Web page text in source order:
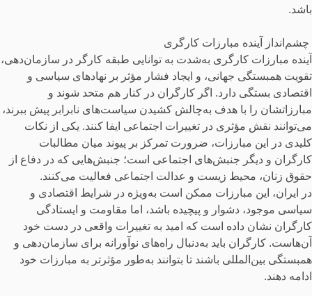
باشد.
چشم‌انداز آینده مبارزات کارگری
آینده مبارزات کارگری به‌شدت به توانایی طبقه کارگر در سازمان‌دهی،
تقویت همبستگی جهانی، و ایجاد فشار مؤثر بر نهادهای سیاسی و
اقتصادی بستگی دارد. اگر کارگران در کنار هم متحد شوند و
مبارزاتشان را با هدف به‌چالش کشیدن سیاست‌های نابرابر پیش ببرند،
می‌توانند نقش مؤثری در تغییرات اجتماعی ایفا کنند. یکی از نکات
کلیدی در این مبارزات، ضرورت تمرکز بر پیوند میان مطالبات
کارگران و دیگر جنبش‌های اجتماعی است؛ جنبش‌هایی که در دفاع از
حقوق زنان، محیط زیست و عدالت اجتماعی فعالیت می‌کنند.
در ایران، این مبارزات ممکن است به‌ویژه در شرایط اقتصادی و
سیاسی موجود، دشوار و پیچیده باشد، اما مقاومت و ایستادگی
کارگران نشان داده است که امید به تغییرات واقعی در دست خود
آن‌هاست. کارگران باید به‌دنبال راه‌های نوآورانه برای سازمان‌دهی و
همبستگی بین‌المللی باشند تا بتوانند به‌طور مؤثرتر به مبارزات خود
ادامه دهند.